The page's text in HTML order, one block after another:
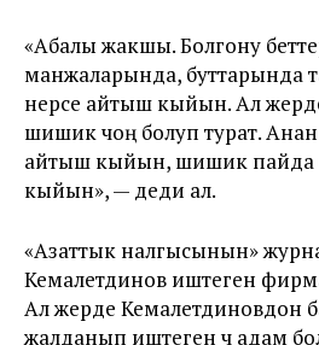
«Абалы жакшы. Болгону
манжаларында, буттарында
нерсе айтыш кыйын. Ал
шишик чоң болуп турат.
айтыш кыйын, шишик пайда
кыйын», — деди ал.
«Азаттык үналгысынын»
Кемалетдинов иштеген
Ал жерде Кемалетдиновдон
жалданып иштеген үч адам